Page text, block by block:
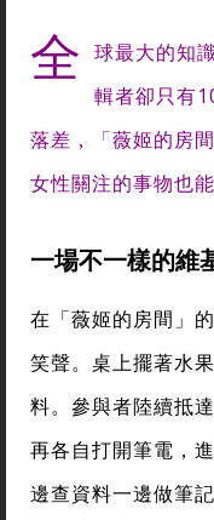
全 球最大的知
輯者卻只有
落差，「薇姬的房
女性關注的事物也
一場不一樣的維
在「薇姬的房間」
笑聲。桌上擺著水
料。參與者陸續抵
再各自打開筆電，
邊查資料一邊做筆